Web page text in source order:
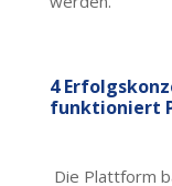
4
funktioniert
Die Plattform